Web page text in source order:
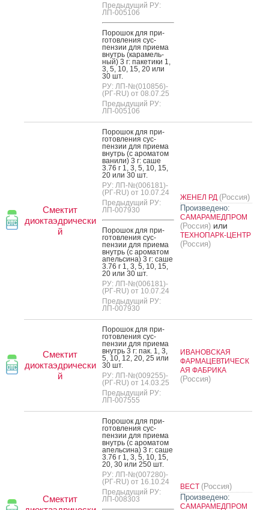
Предыдущий РУ:
ЛП-005106
По­рошок для при­
готов­ле­ния сус­
пензии для при­ема
внутрь (ка­рамель­
ный) 3 г: па­кети­ки 1,
3, 5, 10, 15, 20 или
30 шт.
РУ: ЛП-№(010856)-
(РГ-RU) от 08.07.25
Предыдущий РУ:
ЛП-005106
Смектит
диоктаэдрически
й
По­рошок для при­
готов­ле­ния сус­
пензии для при­ема
внутрь (с аро­матом
ва­нили) 3 г: са­ше
3.76 г 1, 3, 5, 10, 15,
20 или 30 шт.
РУ: ЛП-№(006181)-
(РГ-RU) от 10.07.24
Предыдущий РУ:
ЛП-007930
По­рошок для при­
готов­ле­ния сус­
пензии для при­ема
внутрь (с аро­матом
апель­си­на) 3 г: са­ше
3.76 г 1, 3, 5, 10, 15,
20 или 30 шт.
РУ: ЛП-№(006181)-
(РГ-RU) от 10.07.24
Предыдущий РУ:
ЛП-007930
ЖЕНЕЛ РД (Россия)
Произведено:
САМАРАМЕДПРОМ
(Россия) или
ТЕХНОПАРК-ЦЕНТР
(Россия)
Смектит
диоктаэдрически
й
По­рошок для при­
готов­ле­ния сус­
пензии для при­ема
внутрь 3 г: пак. 1, 3,
5, 10, 12, 20, 25 или
30 шт.
РУ: ЛП-№(009255)-
(РГ-RU) от 14.03.25
Предыдущий РУ:
ЛП-007555
ИВАНОВСКАЯ
ФАРМАЦЕВТИЧЕСК
АЯ ФАБРИКА
(Россия)
Смектит
По­рошок для при­
готов­ле­ния сус­
пензии для при­ема
внутрь (с аро­матом
апель­си­на) 3 г: са­ше
3.76 г 1, 3, 5, 10, 15,
20, 30 или 250 шт.
РУ: ЛП-№(007280)-
(РГ-RU) от 16.10.24
Предыдущий РУ:
ЛП-008303
ВЕСТ (Россия)
Произведено:
САМАРАМЕДПРОМ